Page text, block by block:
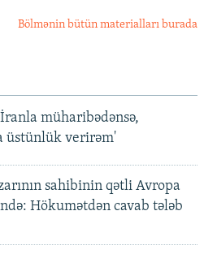
Bölmənin bütün materialları burada
müharibədənsə,
üstünlük verirəm'
sahibinin qətli Avropa
Hökumətdən cavab tələb